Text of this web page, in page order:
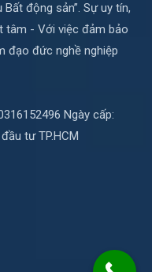
động sản”. Sự uy tín,
tâm - Với việc đảm bảo
đạo đức nghề nghiệp
Ngày cấp:
tư TP.HCM